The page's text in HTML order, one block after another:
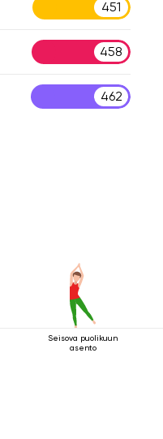
451
458
462
Seisova puolikuun
asento